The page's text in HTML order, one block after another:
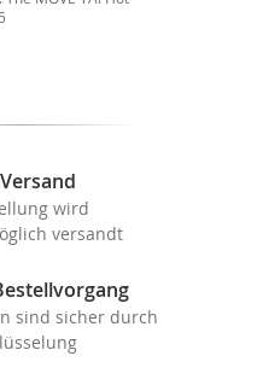
wird
versandt
sind sicher durch